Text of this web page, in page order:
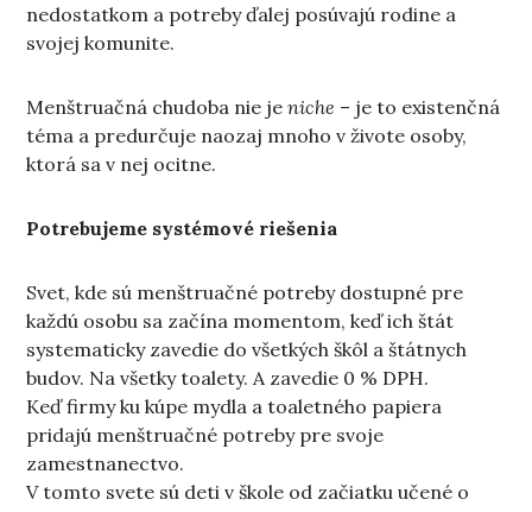
nedostatkom a potreby ďalej posúvajú rodine a
svojej komunite.
Menštruačná chudoba nie jeniche – je to existenčná
téma a predurčuje naozaj mnoho v živote osoby,
ktorá sa v nej ocitne.
Potrebujeme systémové riešenia
Svet, kde sú menštruačné potreby dostupné pre
každú osobu sa začína momentom, keď ich štát
systematicky zavedie do všetkých škôl a štátnych
budov. Na všetky toalety. A zavedie 0 % DPH.
Keď firmy ku kúpe mydla a toaletného papiera
pridajú menštruačné potreby pre svoje
zamestnanectvo.
V tomto svete sú deti v škole od začiatku učené o